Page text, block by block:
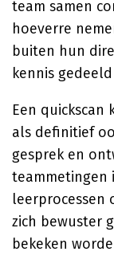
team samen
hoeverre
buiten hun
kennis
Een quickscan
als definitief
gesprek en
teammetingen
leerprocessen
zich bewuster
bekeken